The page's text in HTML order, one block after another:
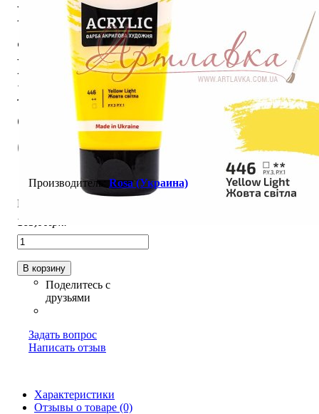
Краска
акриловая
Rosa Studio,
Желтая
светлая
(446), 75мл
Rosa (Украина)
В наличии
165
В корзину
Задать вопрос
Написать отзыв
Характеристики
Отзывы о товаре (0)